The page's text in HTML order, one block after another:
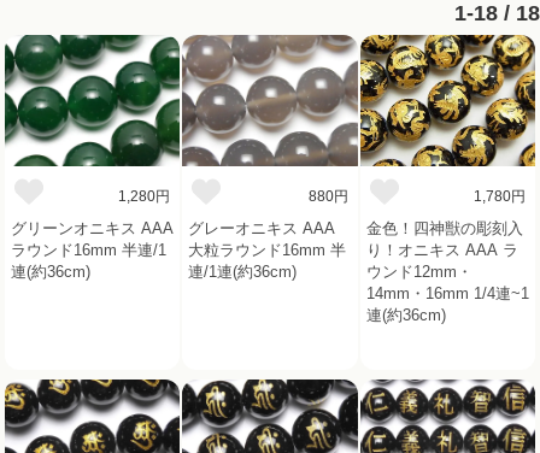
1-18 / 18
1,280円
グリーンオニキス AAA
ラウンド16mm 半連/1
連(約36cm)
880円
グレーオニキス AAA
大粒ラウンド16mm 半
連/1連(約36cm)
1,780円
金色！四神獣の彫刻入
り！オニキス AAA ラ
ウンド12mm・
14mm・16mm 1/4連~1
連(約36cm)